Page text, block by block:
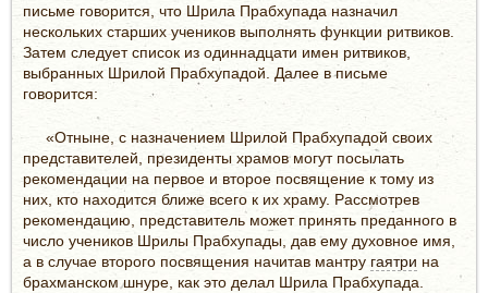
письме говорится, что Шрила Прабхупада назначил
нескольких старших учеников выполнять функции ритвиков.
Затем следует список из одиннадцати имен ритвиков,
выбранных Шрилой Прабхупадой. Далее в письме
говорится:
«Отныне, с назначением Шрилой Прабхупадой своих
представителей, президенты храмов могут посылать
рекомендации на первое и второе посвящение к тому из
них, кто находится ближе всего к их храму. Рассмотрев
рекомендацию, представитель может принять преданного в
число учеников Шрилы Прабхупады, дав ему духовное имя,
а в случае второго посвящения начитав мантру гаятри на
брахманском шнуре, как это делал Шрила Прабхупада.